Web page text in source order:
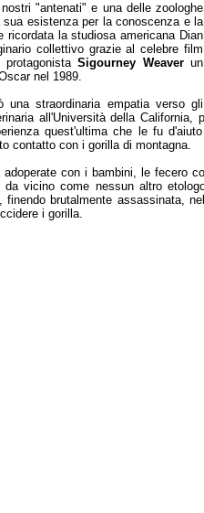
"antenati" e una delle zoologhe
esistenza per la conoscenza e la
la studiosa americana Dian
collettivo grazie al celebre film
Sigourney Weaverun
nel 1989.
una straordinaria empatia verso gli
all'Università della California,
quest'ultima che le fu
contatto con i gorilla di montagna.
con i bambini, le fecero
da vicino come nessun altro
finendo brutalmente assassinata,
i gorilla.